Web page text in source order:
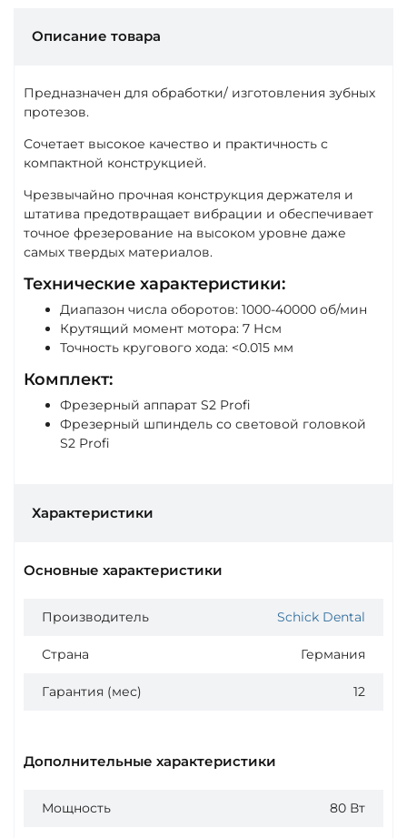
Описание товара
Предназначен для обработки/ изготовления зубных
протезов.
Сочетает высокое качество и практичность с
компактной конструкцией.
Чрезвычайно прочная конструкция держателя и
штатива предотвращает вибрации и обеспечивает
точное фрезерование на высоком уровне даже
самых твердых материалов.
Технические характеристики:
Диапазон числа оборотов: 1000-40000 об/мин
Крутящий момент мотора: 7 Нсм
Точность кругового хода: <0.015 мм
Комплект:
Фрезерный аппарат S2 Profi
Фрезерный шпиндель со световой головкой
S2 Profi
Характеристики
Основные характеристики
Производитель Schick Dental
Страна Германия
Гарантия (мес) 12
Дополнительные характеристики
Мощность 80 Вт